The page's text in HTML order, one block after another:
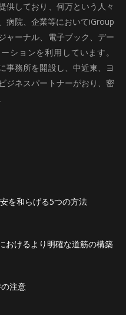
供しており、何万という人々
病院、企業等においてiGroup
ャーナル、電子ブック、デー
ションを利用しています。
事務所を開設し、中近東、ヨ
ジネスパートナーがおり、密
を和らげる5つの方法
おけるより明確な道筋の構築
注意